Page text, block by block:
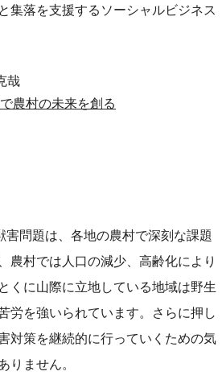
集落を支援するソーシャルビジネス
哉
農村の未来を創る
問題は、各地の農村で深刻な課題
農村では人口の減少、高齢化により
くに山際に立地している地域は野生
労を強いられています。さらに押し
対策を継続的に行っていくための気
ません。